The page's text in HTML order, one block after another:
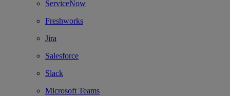
ServiceNow
Freshworks
Jira
Salesforce
Slack
Microsoft Teams